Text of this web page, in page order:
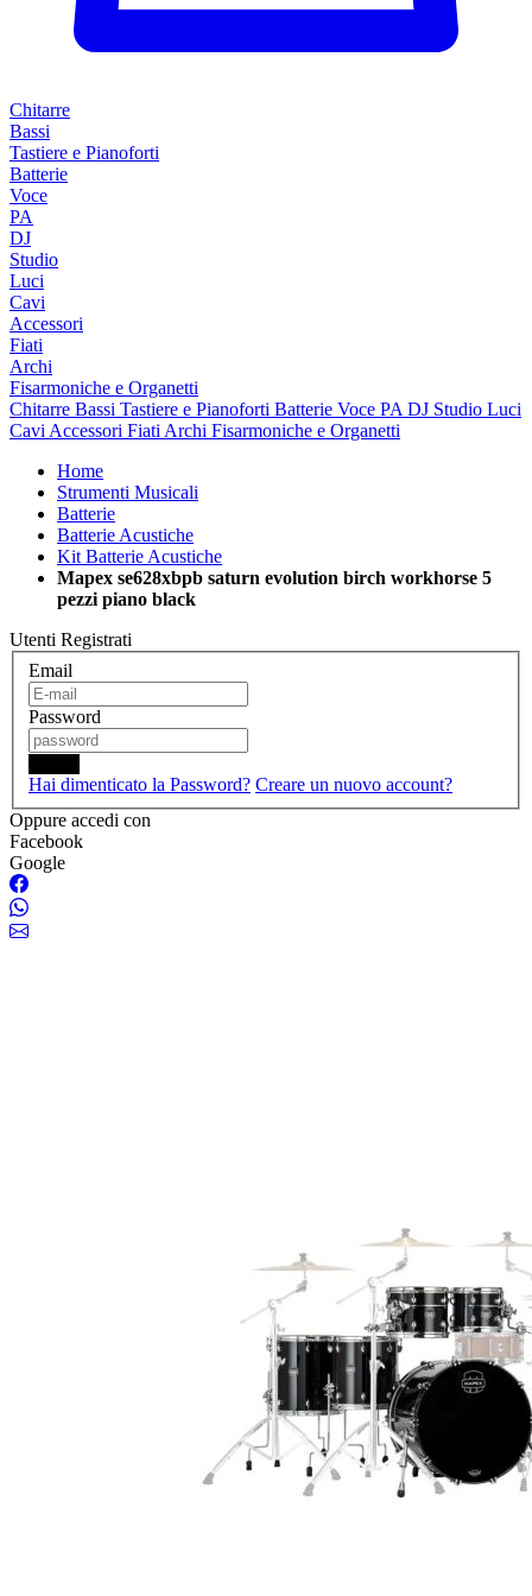
Chitarre
Bassi
Tastiere e Pianoforti
Batterie
Voce
PA
DJ
Studio
Luci
Cavi
Accessori
Fiati
Archi
Fisarmoniche e Organetti
Chitarre Bassi Tastiere e Pianoforti Batterie Voce PA DJ Studio Luci
Cavi Accessori Fiati Archi Fisarmoniche e Organetti
Home
Strumenti Musicali
Batterie
Batterie Acustiche
Kit Batterie Acustiche
Mapex se628xbpb saturn evolution birch workhorse 5
pezzi piano black
Utenti Registrati
Email
Password
Hai dimenticato la Password? Creare un nuovo account?
Oppure accedi con
Facebook
Google